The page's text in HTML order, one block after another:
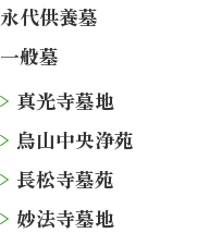
永代供養墓
一般墓
真光寺墓地
烏山中央浄苑
長松寺墓苑
妙法寺墓地